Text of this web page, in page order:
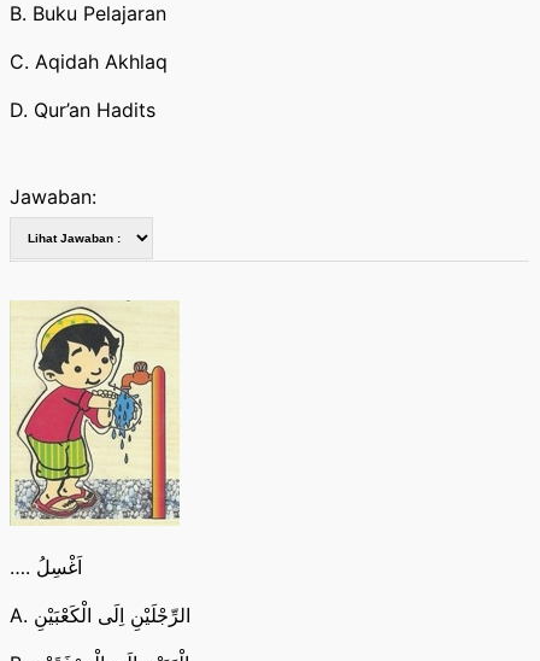
B. Buku Pelajaran
C. Aqidah Akhlaq
D. Qur’an Hadits
Jawaban:
…. اَغْسِلُ
A. الرِّجْلَيْنِ اِلَى الْكَعْبَيْنِ